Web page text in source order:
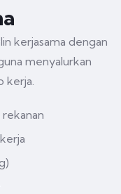
kerjasama dengan
menyalurkan
kerja.